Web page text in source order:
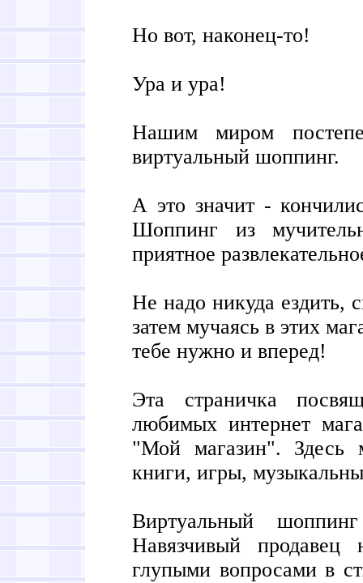
Но вот, наконец-то!
Ура и ура!
Нашим миром
виртуальный шоппинг.
А это значит -
Шоппинг из
приятное
Не надо никуда ездить,
затем мучаясь в этих
тебе нужно и вперед!
Эта страничка
любимых интернет
"Мой магазин". Здесь
книги, игры,
Виртуальный
Навязчивый
глупыми вопросами в